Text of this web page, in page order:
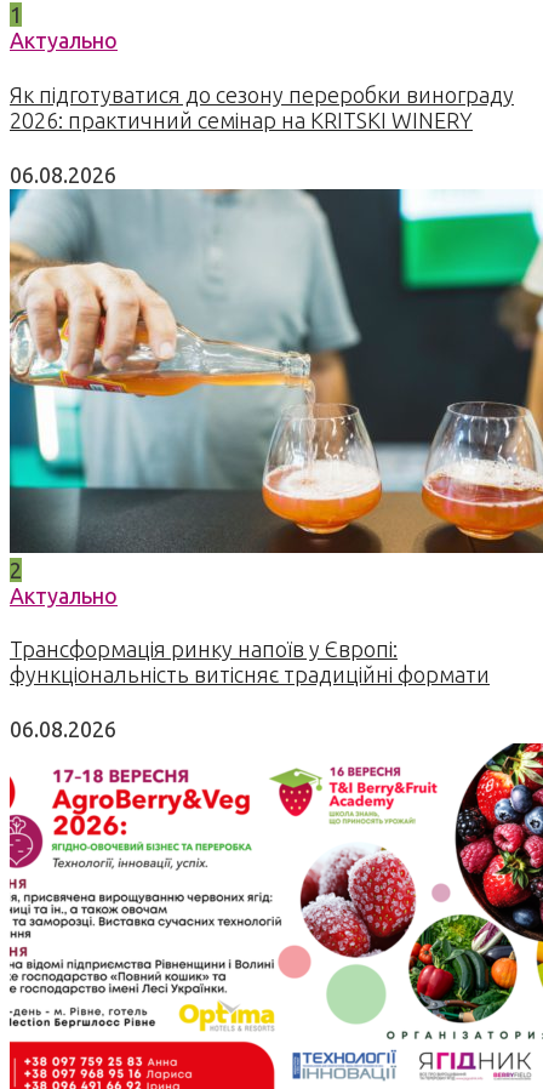
1
Актуально
Як підготуватися до сезону переробки винограду
2026: практичний семінар на KRITSKI WINERY
06.08.2026
2
Актуально
Трансформація ринку напоїв у Європі:
функціональність витісняє традиційні формати
06.08.2026